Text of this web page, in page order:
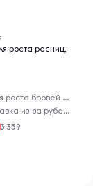
роста ресниц,
Средства для роста бровей и ресниц
Virelle - доставка из-за рубежа
3 359